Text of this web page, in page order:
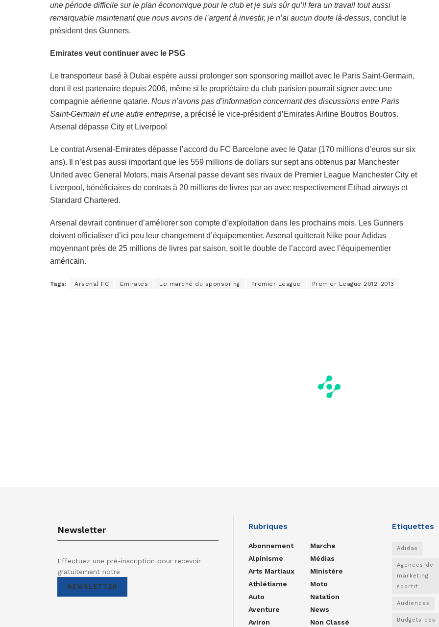
une période difficile sur le plan économique pour le club et je suis sûr qu’il fera un travail tout aussi
remarquable maintenant que nous avons de l’argent à investir, je n’ai aucun doute là-dessus, conclut le
président des Gunners.
Emirates veut continuer avec le PSG
Le transporteur basé à Dubai espère aussi prolonger son sponsoring maillot avec le Paris Saint-Germain,
dont il est partenaire depuis 2006, même si le propriétaire du club parisien pourrait signer avec une
compagnie aérienne qatarie. Nous n’avons pas d’information concernant des discussions entre Paris
Saint-Germain et une autre entreprise, a précisé le vice-président d’Emirates Airline Boutros Boutros.
Arsenal dépasse City et Liverpool
Le contrat Arsenal-Emirates dépasse l’accord du FC Barcelone avec le Qatar (170 millions d’euros sur six
ans). Il n’est pas aussi important que les 559 millions de dollars sur sept ans obtenus par Manchester
United avec General Motors, mais Arsenal passe devant ses rivaux de Premier League Manchester City et
Liverpool, bénéficiaires de contrats à 20 millions de livres par an avec respectivement Etihad airways et
Standard Chartered.
Arsenal devrait continuer d’améliorer son compte d’exploitation dans les prochains mois. Les Gunners
doivent officialiser d’ici peu leur changement d’équipementier. Arsenal quitterait Nike pour Adidas
moyennant près de 25 millions de livres par saison, soit le double de l’accord avec l’équipementier
américain.
Tags: Arsenal FC Emirates Le marché du sponsoring Premier League Premier League 2012-2013
Newsletter
Effectuez une pré-inscription pour recevoir
gratuitement notre
NEWSLETTER
Rubriques
Abonnement
Alpinisme
Arts Martiaux
Athlétisme
Auto
Aventure
Aviron
Marche
Médias
Ministère
Moto
Natation
News
Non Classé
Etiquettes
Adidas
Agences de
marketing
sportif
Audiences
Budgets des